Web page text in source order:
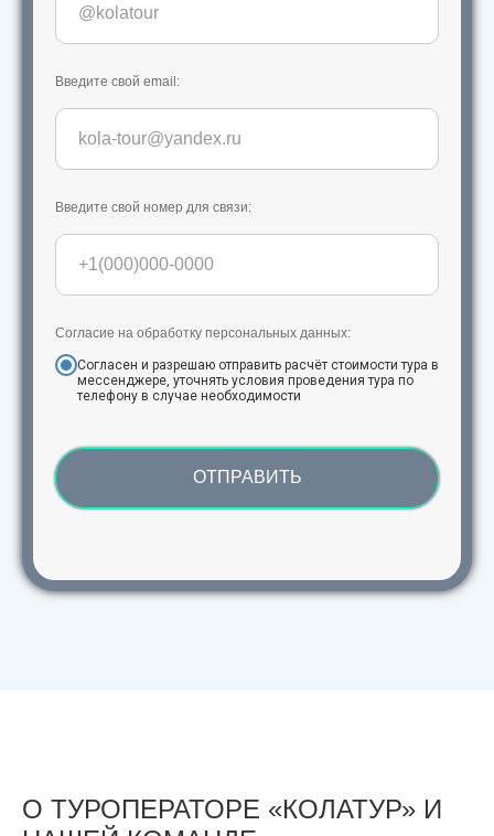
Введите свой email:
Введите свой номер для связи:
Согласие на обработку персональных данных:
Согласен и разрешаю отправить расчёт стоимости тура в
мессенджере, уточнять условия проведения тура по
телефону в случае необходимости
ОТПРАВИТЬ
О ТУРОПЕРАТОРЕ «КОЛАТУР» И